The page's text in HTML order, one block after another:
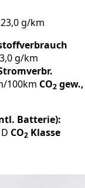
g/km
g/km
100km CO2 gew.,
Batterie):
D CO2 Klasse